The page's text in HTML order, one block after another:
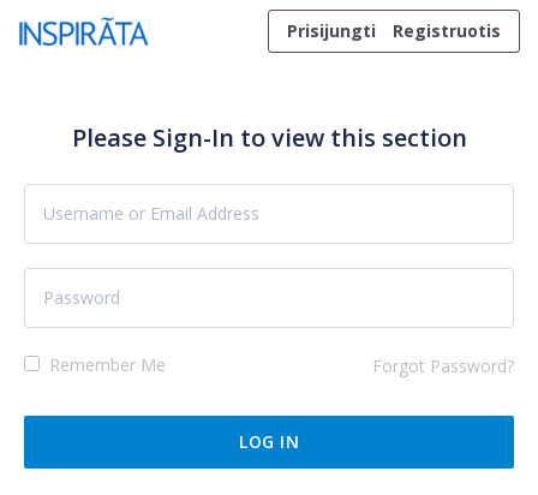
Skip to content
Prisijungti
Registruotis
Please Sign-In to view this section
Remember Me Forgot Password?